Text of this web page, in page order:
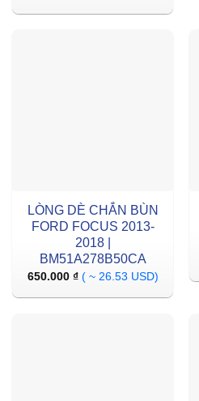
LÒNG DÈ CHẮN BÙN
FORD FOCUS 2013-
2018 |
BM51A278B50CA
650.000 ₫ ( ~ 26.53 USD)